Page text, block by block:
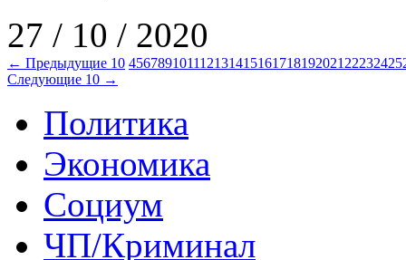
27 / 10 / 2020
← Предыдущие 10 456789101112131415161718192021 22232425
Следующие 10 →
Политика
Экономика
Социум
ЧП/Криминал